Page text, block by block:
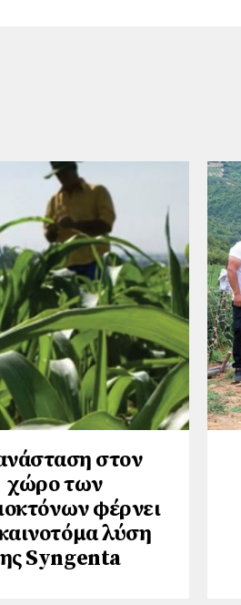
στον
χώρο των
φέρνει
λύση
Syngenta